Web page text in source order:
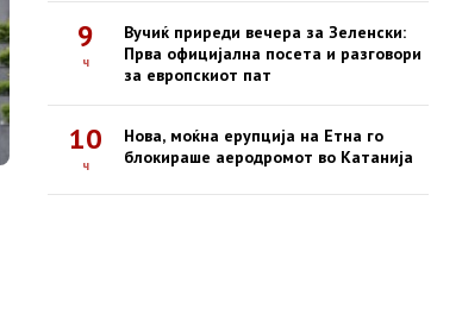
9
ч
Вучиќ приреди вечера за Зеленски:
Прва официјална посета и разговори
за европскиот пат
10
ч
Нова, моќна ерупција на Етна го
блокираше аеродромот во Катанија